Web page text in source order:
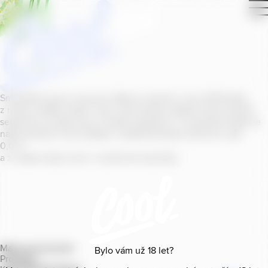
Bylo vám už 18 let?
Smícháním piva s ovocnou šťávou vytvořil v roce
z našich sládků
segmentu na bázi piva v České republice. V současné době se
naše portfolio Cool skládá z nealkoholických příchutí s alk.
0
a z nealko řady Cool+ s funkčními benefity.
Mapa provozoven
Produkty